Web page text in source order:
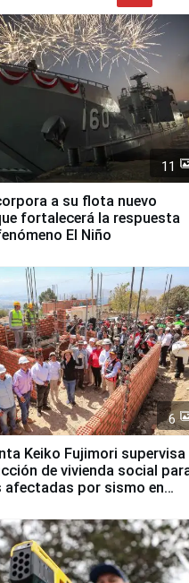
11
a su flota nuevo
fortalecerá la respuesta
El Niño
6
Keiko Fujimori supervisa
de vivienda social
afectadas por sismo en